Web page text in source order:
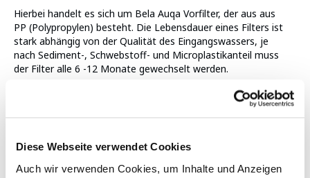
Diese Webseite verwendet Cookies
Auch wir verwenden Cookies, um Inhalte und Anzeigen
Hierbei handelt es sich um Bela Auqa Vorfilter, der aus aus
PP (Polypropylen) besteht. Die Lebensdauer eines Filters ist
stark abhängig von der Qualität des Eingangswassers, je
nach Sediment-, Schwebstoff- und Microplastikanteil muss
der Filter alle 6 -12 Monate gewechselt werden.
Gebrauchsanleitung oder auch per Klick (zur
diesen Erklärung und Reihenfolge der einzelnen Schritte!
Hinweis zur Nutzungsdauer: